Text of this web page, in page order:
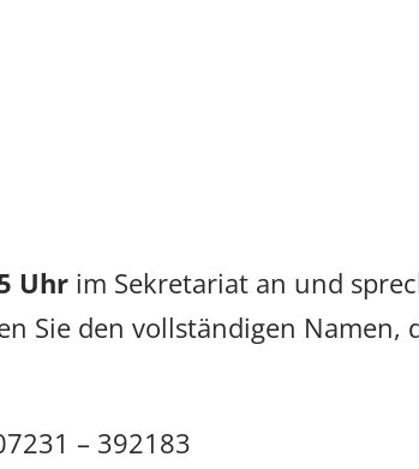
Uhrim Sekretariat an und
Sie den vollständigen Namen,
– 392183